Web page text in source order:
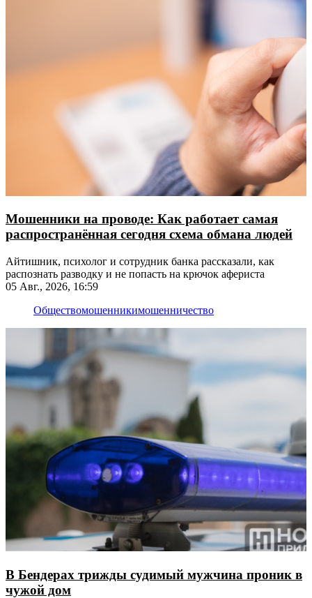
Мошенники на проводе: Как работает самая
распространённая сегодня схема обмана людей
Айтишник, психолог и сотрудник банка рассказали, как
распознать разводку и не попасть на крючок афериста
05 Авг., 2026, 16:59
Обществомошенникимошенничество
В Бендерах трижды судимый мужчина проник в
чужой дом